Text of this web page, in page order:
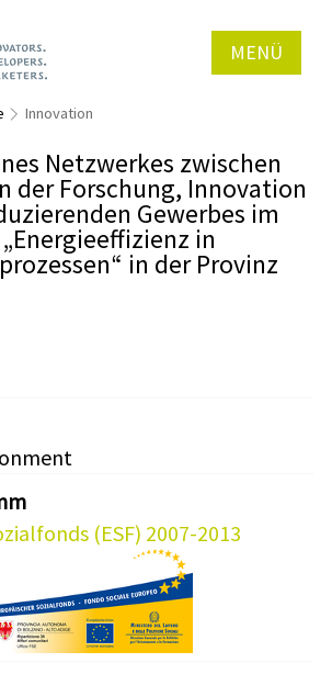
MENÜ
Innovation
Netzwerkes zwischen
der Forschung, Innovation
Gewerbes im
in
in der Provinz
(ESF) 2007-2013